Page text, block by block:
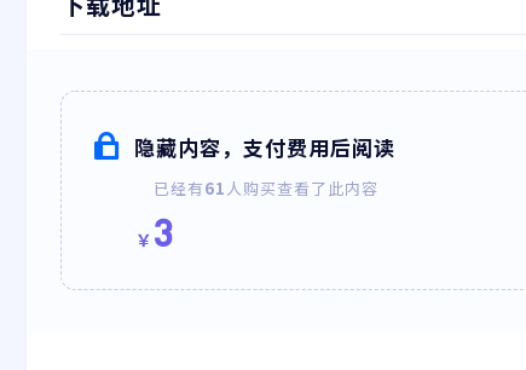
隐藏内容，支付费用后阅读
已经有61人购买查看了此内容
￥ 3